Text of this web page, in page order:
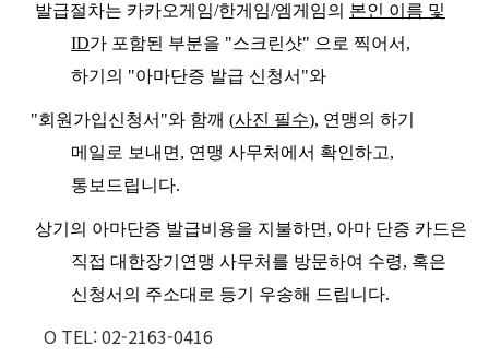
발급절차는 카카오게임/한게임/엠게임의 본인 이름 및
ID가 포함된 부분을 "스크린샷" 으로 찍어서,
하기의 "아마단증 발급 신청서"와
"회원가입신청서"와 함깨 (사진 필수), 연맹의 하기
메일로 보내면, 연맹 사무처에서 확인하고,
통보드립니다.
상기의 아마단증 발급비용을 지불하면, 아마 단증 카드은
직접 대한장기연맹 사무처를 방문하여 수령, 혹은
신청서의 주소대로 등기 우송해 드립니다.
O TEL: 02-2163-0416